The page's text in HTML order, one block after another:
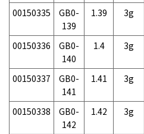
00150335
GB0-
139
1.39 3g
00150336
GB0-
140
1.4 3g
00150337
GB0-
141
1.41 3g
00150338
GB0-
142
1.42 3g